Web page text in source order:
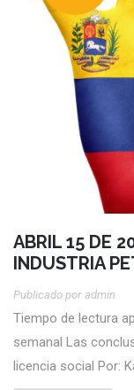
ABRIL 15 DE
INDUSTRIA
Publicado por Admin
Tiempo de lectura
semanal Las
licencia social Por: